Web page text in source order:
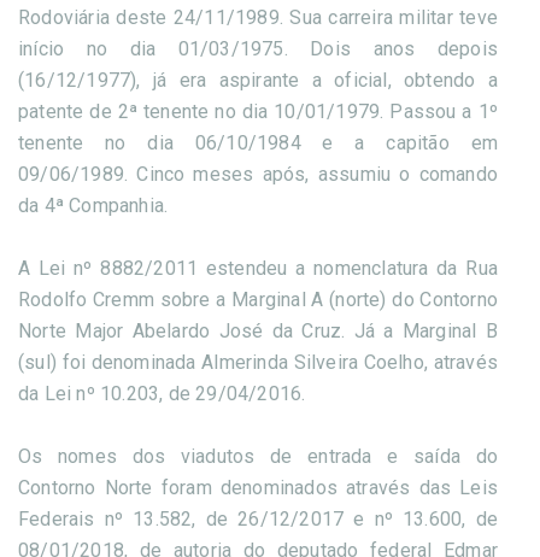
Rodoviária deste 24/11/1989. Sua carreira militar teve
início no dia 01/03/1975. Dois anos depois
(16/12/1977), já era aspirante a oficial, obtendo a
patente de 2ª tenente no dia 10/01/1979. Passou a 1º
tenente no dia 06/10/1984 e a capitão em
09/06/1989. Cinco meses após, assumiu o comando
da 4ª Companhia.
A Lei nº 8882/2011 estendeu a nomenclatura da Rua
Rodolfo Cremm sobre a Marginal A (norte) do Contorno
Norte Major Abelardo José da Cruz. Já a Marginal B
(sul) foi denominada Almerinda Silveira Coelho, através
da Lei nº 10.203, de 29/04/2016.
Os nomes dos viadutos de entrada e saída do
Contorno Norte foram denominados através das Leis
Federais nº 13.582, de 26/12/2017 e nº 13.600, de
08/01/2018, de autoria do deputado federal Edmar